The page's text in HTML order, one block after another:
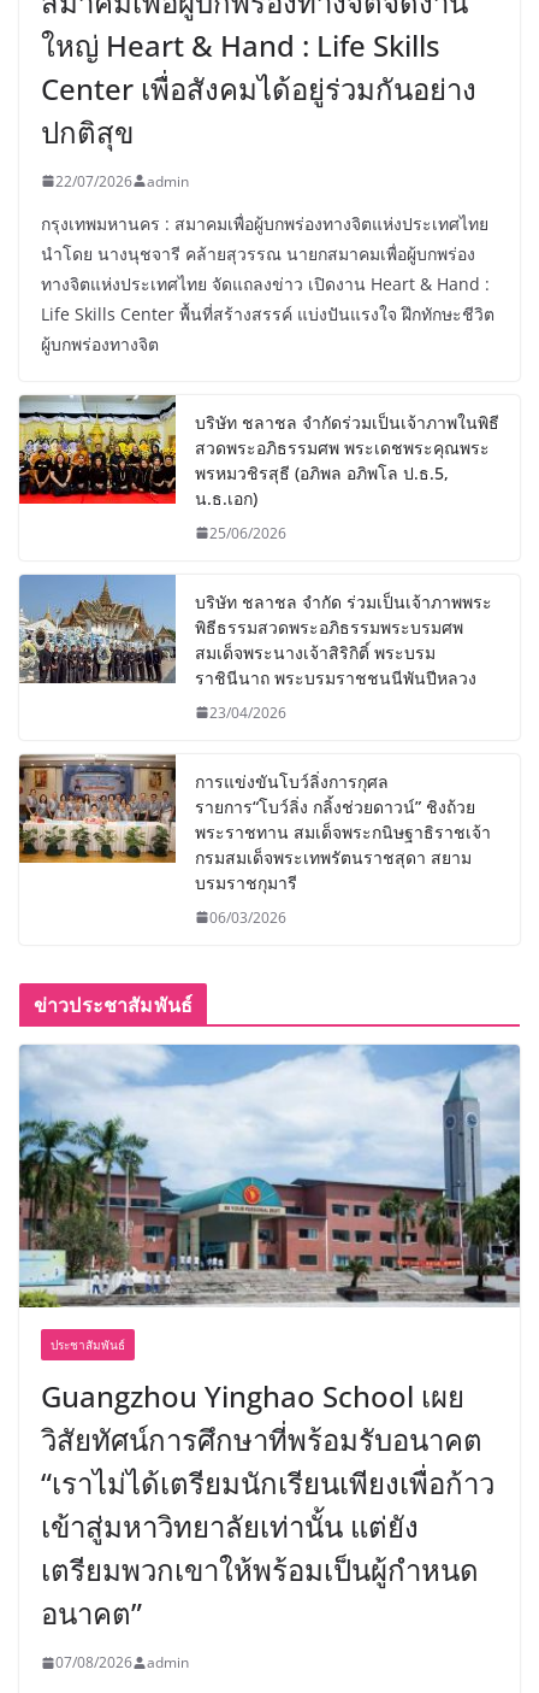
ใหญ่ Heart & Hand : Life Skills
Center เพื่อสังคมได้อยู่ร่วมกันอย่าง
ปกติสุข
22/07/2026 admin
กรุงเทพมหานคร : สมาคมเพื่อผู้บกพร่องทางจิตแห่งประเทศไทย
นำโดย นางนุชจารี คล้ายสุวรรณ นายกสมาคมเพื่อผู้บกพร่อง
ทางจิตแห่งประเทศไทย จัดแถลงข่าว เปิดงาน Heart & Hand :
Life Skills Center พื้นที่สร้างสรรค์ แบ่งปันแรงใจ ฝึกทักษะชีวิต
ผู้บกพร่องทางจิต
บริษัท ชลาชล จำกัดร่วมเป็นเจ้าภาพในพิธี
สวดพระอภิธรรมศพ พระเดชพระคุณพระ
พรหมวชิรสุธี (อภิพล อภิพโล ป.ธ.5,
น.ธ.เอก)
25/06/2026
บริษัท ชลาชล จำกัด ร่วมเป็นเจ้าภาพพระ
พิธีธรรมสวดพระอภิธรรมพระบรมศพ
สมเด็จพระนางเจ้าสิริกิติ์ พระบรม
ราชินีนาถ พระบรมราชชนนีพันปีหลวง
23/04/2026
การแข่งขันโบว์ลิ่งการกุศล
รายการ“โบว์ลิ่ง กลิ้งช่วยดาวน์” ชิงถ้วย
พระราชทาน สมเด็จพระกนิษฐาธิราชเจ้า
กรมสมเด็จพระเทพรัตนราชสุดา สยาม
บรมราชกุมารี
06/03/2026
ข่าวประชาสัมพันธ์
ประชาสัมพันธ์
Guangzhou Yinghao School เผย
วิสัยทัศน์การศึกษาที่พร้อมรับอนาคต
“เราไม่ได้เตรียมนักเรียนเพียงเพื่อก้าว
เข้าสู่มหาวิทยาลัยเท่านั้น แต่ยัง
เตรียมพวกเขาให้พร้อมเป็นผู้กำหนด
อนาคต”
07/08/2026 admin